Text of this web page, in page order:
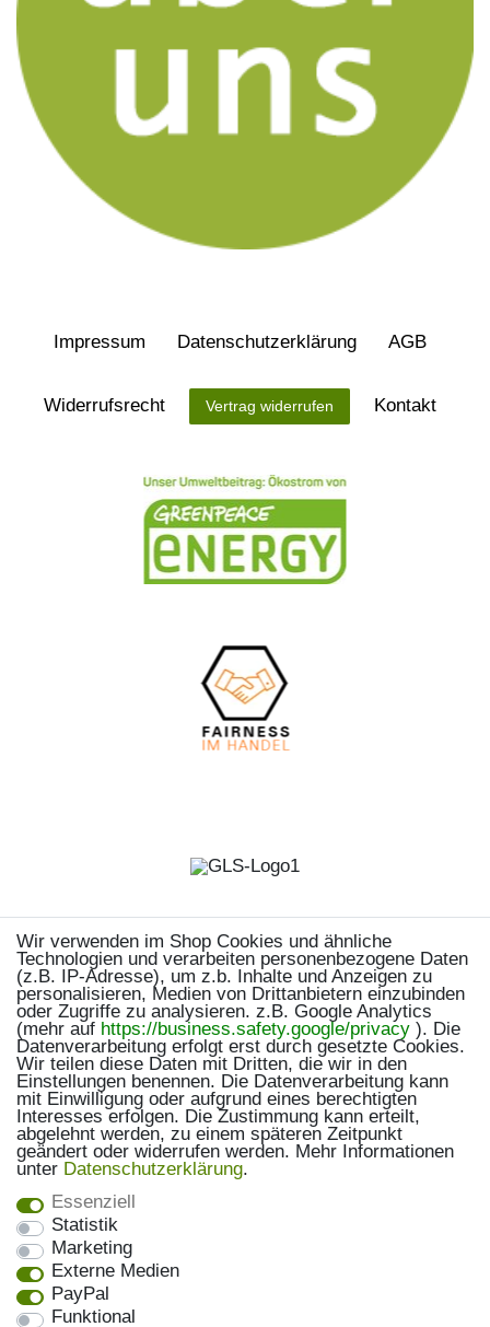
Impressum Daten­schutz­erklärung AGB
Widerrufs­recht Vertrag widerrufen Kontakt
Wir verwenden im Shop Cookies und ähnliche
Technologien und verarbeiten personenbezogene Daten
(z.B. IP-Adresse), um z.b. Inhalte und Anzeigen zu
personalisieren, Medien von Drittanbietern einzubinden
oder Zugriffe zu analysieren. z.B. Google Analytics
(mehr auf https://business.safety.google/privacy ). Die
Datenverarbeitung erfolgt erst durch gesetzte Cookies.
Wir teilen diese Daten mit Dritten, die wir in den
Einstellungen benennen. Die Datenverarbeitung kann
mit Einwilligung oder aufgrund eines berechtigten
Interesses erfolgen. Die Zustimmung kann erteilt,
abgelehnt werden, zu einem späteren Zeitpunkt
geändert oder widerrufen werden. Mehr Informationen
unter Daten­schutz­erklärung.
Essenziell
Statistik
Marketing
Externe Medien
PayPal
Funktional